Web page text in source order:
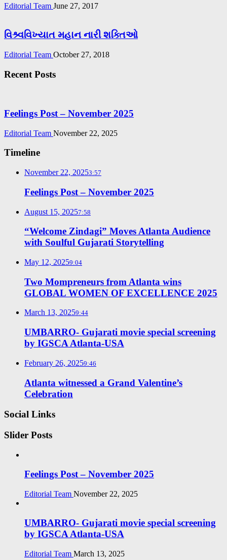
Editorial Team June 27, 2017
વિશ્ર્વવિખ્યાત મહાન નારી શક્તિઓ
Editorial Team October 27, 2018
Recent Posts
Feelings Post – November 2025
Editorial Team November 22, 2025
Timeline
November 22, 20253:57
Feelings Post – November 2025
August 15, 20257:58
“Welcome Zindagi” Moves Atlanta Audience
with Soulful Gujarati Storytelling
May 12, 20259:04
Two Mompreneurs from Atlanta wins
GLOBAL WOMEN OF EXCELLENCE 2025
March 13, 20259:44
UMBARRO- Gujarati movie special screening
by IGSCA Atlanta-USA
February 26, 20259:46
Atlanta witnessed a Grand Valentine’s
Celebration
Social Links
Slider Posts
Feelings Post – November 2025
Editorial Team November 22, 2025
UMBARRO- Gujarati movie special screening
by IGSCA Atlanta-USA
Editorial Team March 13, 2025